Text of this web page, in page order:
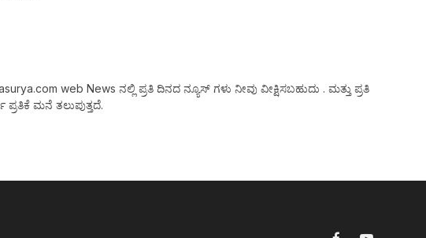
web News ನಲ್ಲಿ ಪ್ರತಿ ದಿನದ ನ್ಯೂಸ್ ಗಳು ನೀವು ವೀಕ್ಷಿಸಬಹುದು . ಮತ್ತು ಪ್ರತಿ
ಮನೆ ತಲುಪುತ್ತದೆ.